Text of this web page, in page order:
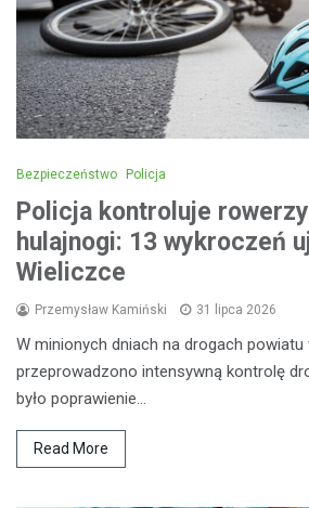
Bezpieczeństwo Policja
Policja kontroluje
hulajnogi: 13 wykroczeń
Wieliczce
Przemysław Kamiński 31 lipca 2026
W minionych dniach na drogach powiatu
przeprowadzono intensywną kontrolę
było poprawienie…
Read More